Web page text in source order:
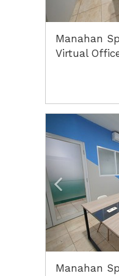
Manahan
Virtual
Previous
Manahan